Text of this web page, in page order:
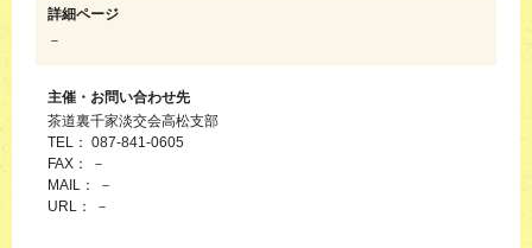
詳細ページ
－
主催・お問い合わせ先
茶道裏千家淡交会高松支部
TEL： 087-841-0605
FAX： －
MAIL： －
URL： －